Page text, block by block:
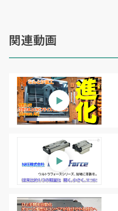
関連動画